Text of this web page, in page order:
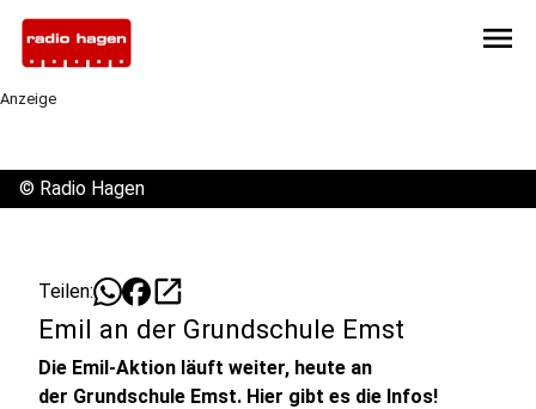
menu
Anzeige
© Radio Hagen
Teilen: open_in_new
Emil an der Grundschule Emst
Die Emil-Aktion läuft weiter, heute an
der Grundschule Emst. Hier gibt es die Infos!